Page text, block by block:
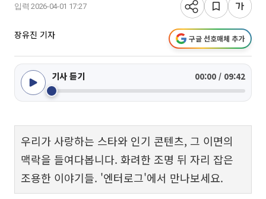
입력 2026-04-01 17:27
장유진 기자 구글 선호매체 추가
기사 듣기 00:00 / 09:42
우리가 사랑하는 스타와 인기 콘텐츠, 그 이면의
맥락을 들여다봅니다. 화려한 조명 뒤 자리 잡은
조용한 이야기들. '엔터로그'에서 만나보세요.